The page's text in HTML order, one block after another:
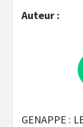
Auteur :
GENAPPE :